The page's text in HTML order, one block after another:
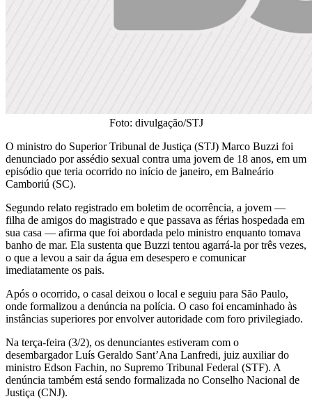
Foto: divulgação/STJ
O ministro do Superior Tribunal de Justiça (STJ) Marco Buzzi foi
denunciado por assédio sexual contra uma jovem de 18 anos, em um
episódio que teria ocorrido no início de janeiro, em Balneário
Camboriú (SC).
Segundo relato registrado em boletim de ocorrência, a jovem —
filha de amigos do magistrado e que passava as férias hospedada em
sua casa — afirma que foi abordada pelo ministro enquanto tomava
banho de mar. Ela sustenta que Buzzi tentou agarrá-la por três vezes,
o que a levou a sair da água em desespero e comunicar
imediatamente os pais.
Após o ocorrido, o casal deixou o local e seguiu para São Paulo,
onde formalizou a denúncia na polícia. O caso foi encaminhado às
instâncias superiores por envolver autoridade com foro privilegiado.
Na terça-feira (3/2), os denunciantes estiveram com o
desembargador Luís Geraldo Sant’Ana Lanfredi, juiz auxiliar do
ministro Edson Fachin, no Supremo Tribunal Federal (STF). A
denúncia também está sendo formalizada no Conselho Nacional de
Justiça (CNJ).